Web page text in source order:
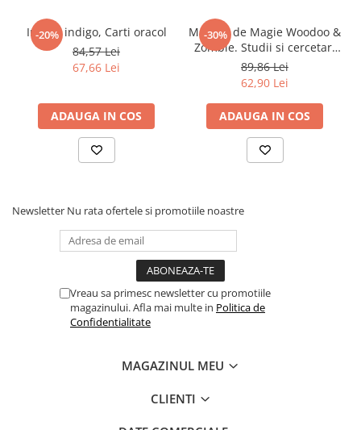
Birotica & Papetarie
Adezivi si benzi adezive
Articole Birotica
Accesorii Arhivare
Calculator
Hartie si Accesorii
Instrumente de scris
Seturi birotica
Articole scolare
Caiete si Carnetele scolare
Coperti, Mape, Etichete
Ghiozdane si Penare scolare
Instrumente si Truse Geometrie
Consumabile & Accesorii
-20%
Ingerii indigo, Carti oracol
84,57 Lei
67,66 Lei
ADAUGA IN COS
-30%
Manual de Magie Woodoo &
Zombie. Studii si cercetari
nonconventionale
89,86 Lei
62,90 Lei
ADAUGA IN COS
Newsletter Nu rata ofertele si promotiile noastre
Vreau sa primesc newsletter cu promotiile
magazinului. Afla mai multe in Politica de
Confidentialitate
MAGAZINUL MEU
CLIENTI